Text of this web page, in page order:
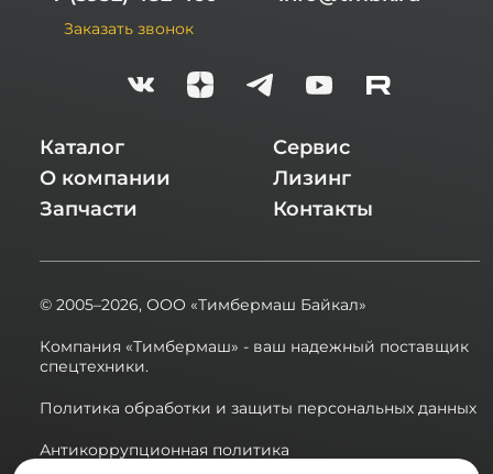
Заказать звонок
Каталог
О компании
Запчасти
Сервис
Лизинг
Контакты
© 2005–2026, ООО «Тимбермаш Байкал»
Компания «Тимбермаш» - ваш надежный поставщик
спецтехники.
Политика обработки и защиты персональных данных
Антикоррупционная политика